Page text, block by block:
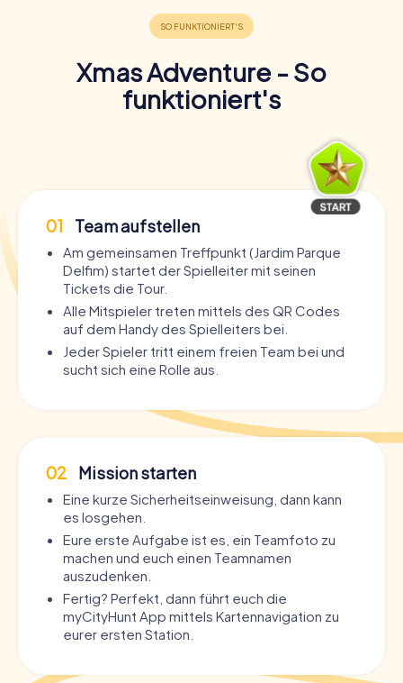
Xmas Adventure - So
funktioniert's
01 Team aufstellen
Am gemeinsamen Treffpunkt (Jardim Parque
Delfim) startet der Spielleiter mit seinen
Tickets die Tour.
Alle Mitspieler treten mittels des QR Codes
auf dem Handy des Spielleiters bei.
Jeder Spieler tritt einem freien Team bei und
sucht sich eine Rolle aus.
02 Mission starten
Eine kurze Sicherheitseinweisung, dann kann
es losgehen.
Eure erste Aufgabe ist es, ein Teamfoto zu
machen und euch einen Teamnamen
auszudenken.
Fertig? Perfekt, dann führt euch die
myCityHunt App mittels Kartennavigation zu
eurer ersten Station.